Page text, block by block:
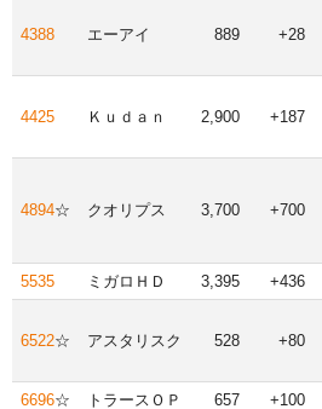
4388 エーアイ 889 +28
4425 Ｋｕｄａｎ 2,900 +187
4894☆ クオリプス 3,700 +700
5535
ミガロＨＤ 3,395 +436
6522☆ アスタリスク 528 +80
6696☆ トラースＯＰ 657 +100